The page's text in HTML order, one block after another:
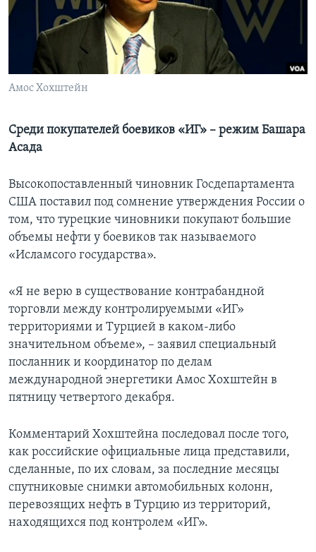
Learning English
СОЦИАЛЬНЫЕ СЕТИ
Языки
Амос Хохштейн
Среди покупателей боевиков «ИГ» – режим Башара
Асада
Высокопоставленный чиновник Госдепартамента
США поставил под сомнение утверждения России о
том, что турецкие чиновники покупают большие
объемы нефти у боевиков так называемого
«Исламсого государства».
«Я не верю в существование контрабандной
торговли между контролируемыми «ИГ»
территориями и Турцией в каком-либо
значительном объеме», ­­– заявил специальный
посланник и координатор по делам
международной энергетики Амос Хохштейн в
пятницу четвертого декабря.
Комментарий Хохштейна последовал после того,
как российские официальные лица представили,
сделанные, по их словам, за последние месяцы
спутниковые снимки автомобильных колонн,
перевозящих нефть в Турцию из территорий,
находящихся под контролем «ИГ».